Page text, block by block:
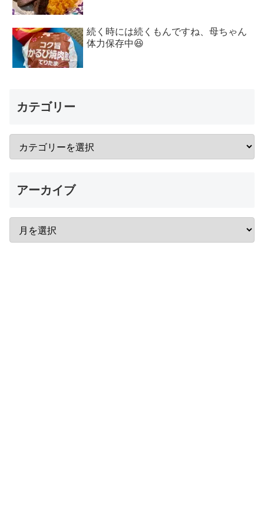
続く時には続くもんですね、母ちゃん
体力保存中😆
カテゴリー
アーカイブ